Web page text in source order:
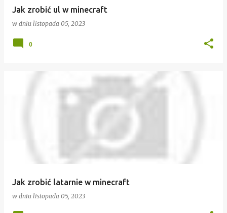
Jak zrobić ul w minecraft
w dniu listopada 05, 2023
0
Jak zrobić latarnie w minecraft
w dniu listopada 05, 2023